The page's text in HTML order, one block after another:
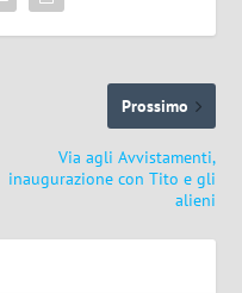
Prossimo
Via agli Avvistamenti,
inaugurazione con Tito e gli
alieni